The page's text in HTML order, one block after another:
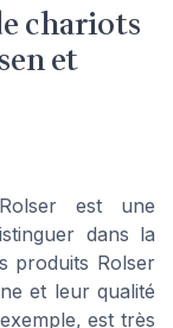
chariots
et
est une
dans la
produits Rolser
et leur qualité
est très